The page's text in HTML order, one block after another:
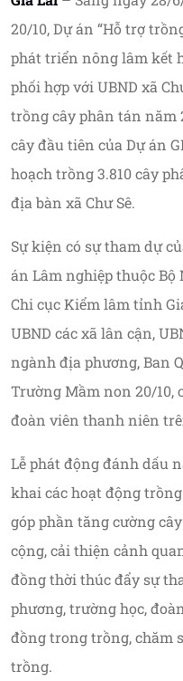
20/10, Dự án “Hỗ trợ
phát triển nông lâm kết
phối hợp với UBND xã
trồng cây phân tán năm
cây đầu tiên của Dự án
hoạch trồng 3.810 cây
địa bàn xã Chư Sê.
Sự kiện có sự tham dự
án Lâm nghiệp thuộc
Chi cục Kiểm lâm tỉnh
UBND các xã lân cận,
ngành địa phương, Ban
Trường Mầm non 20/10,
đoàn viên thanh niên
Lễ phát động đánh dấu
khai các hoạt động
góp phần tăng cường
cộng, cải thiện cảnh
đồng thời thúc đẩy sự
phương, trường học,
đồng trong trồng, chăm
trồng.